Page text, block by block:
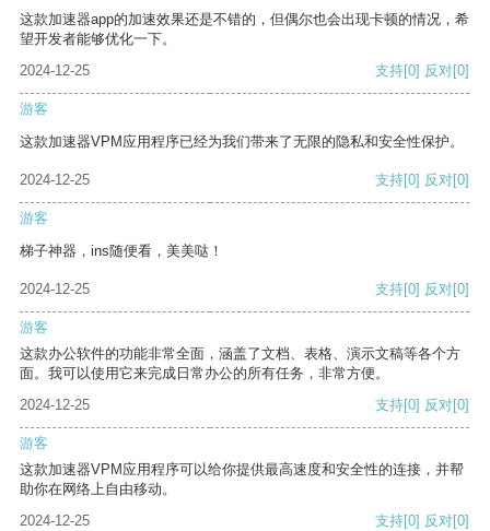
这款加速器app的加速效果还是不错的，但偶尔也会出现卡顿的情况，希
望开发者能够优化一下。
2024-12-25
支持[0] 反对[0]
游客
这款加速器VPM应用程序已经为我们带来了无限的隐私和安全性保护。
2024-12-25 支持[0] 反对[0]
游客
梯子神器，ins随便看，美美哒！
2024-12-25 支持[0] 反对[0]
游客
这款办公软件的功能非常全面，涵盖了文档、表格、演示文稿等各个方
面。我可以使用它来完成日常办公的所有任务，非常方便。
2024-12-25
支持[0] 反对[0]
游客
这款加速器VPM应用程序可以给你提供最高速度和安全性的连接，并帮
助你在网络上自由移动。
2024-12-25
支持[0] 反对[0]